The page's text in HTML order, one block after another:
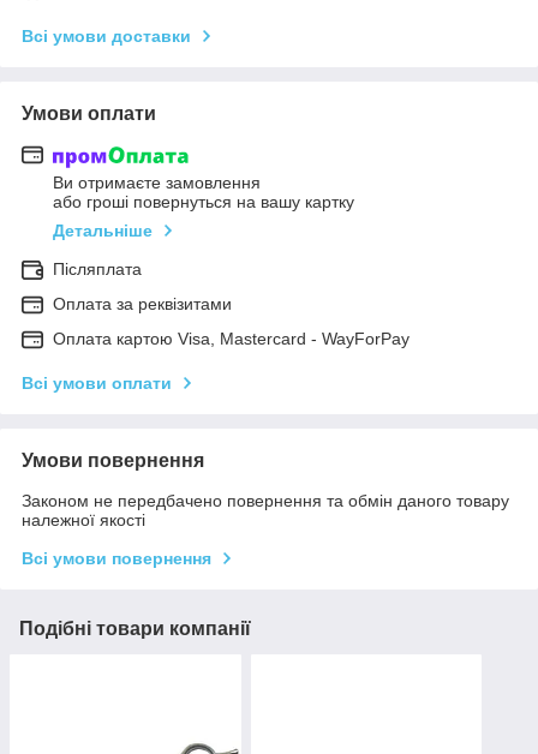
Всі умови доставки
Умови оплати
Ви отримаєте замовлення
або гроші повернуться на вашу картку
Детальніше
Післяплата
Оплата за реквізитами
Оплата картою Visa, Mastercard - WayForPay
Всі умови оплати
Умови повернення
Законом не передбачено повернення та обмін даного товару
належної якості
Всі умови повернення
Подібні товари компанії